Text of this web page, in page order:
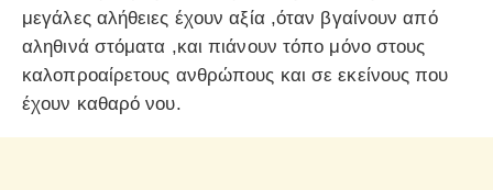
μεγάλες αλήθειες έχουν αξία ,όταν βγαίνουν από
αληθινά στόματα ,και πιάνουν τόπο μόνο στους
καλοπροαίρετους ανθρώπους και σε εκείνους που
έχουν καθαρό νου.